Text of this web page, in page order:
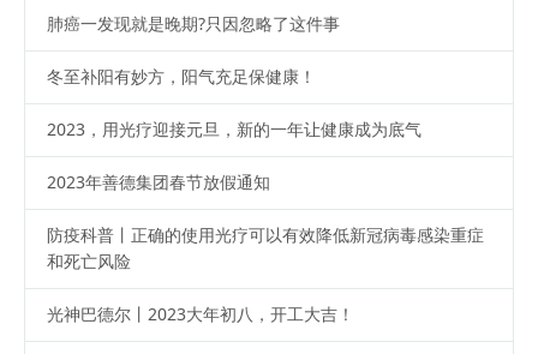
肺癌一发现就是晚期?只因忽略了这件事
冬至补阳有妙方，阳气充足保健康！
2023，用光疗迎接元旦，新的一年让健康成为底气
2023年善德集团春节放假通知
防疫科普丨正确的使用光疗可以有效降低新冠病毒感染重症
和死亡风险
光神巴德尔丨2023大年初八，开工大吉！